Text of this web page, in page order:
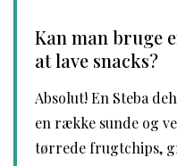
Kan man bruge
at lave snacks?
Absolut! En Steba
en række sunde og
tørrede frugtchips,